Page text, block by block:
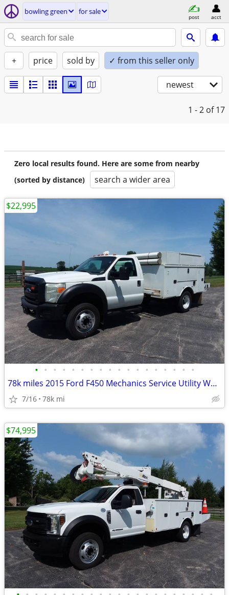
bowling green for sale
post acct
+ price sold by ✓ from this seller only
newest
1 - 2 of 17
Zero local results found. Here are some from nearby
(sorted by distance)
search a wider area
• • • • • • • • • • • • • • • • • •
78k miles 2015 Ford F450 Mechanics Service Utility Work Truck
7/16 78k mi
$22,995
$74,995